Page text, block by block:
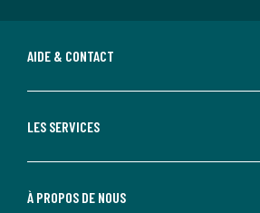
AIDE & CONTACT
LES SERVICES
À PROPOS DE NOUS